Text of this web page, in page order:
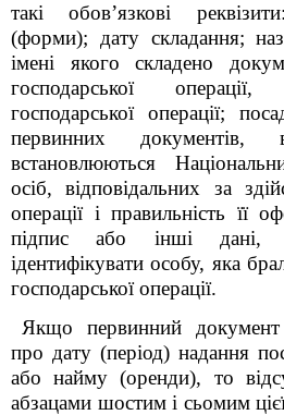
такі обов’язкові
(форми); дату складання;
імені якого складено
господарської
господарської операції;
первинних
встановлюються
осіб, відповідальних за
операції і правильність її
підпис або інші
ідентифікувати особу, яка
господарської операції.
Якщо первинний документ
про дату (період) надання
або найму (оренди), то
абзацами шостим і сьомим цієї